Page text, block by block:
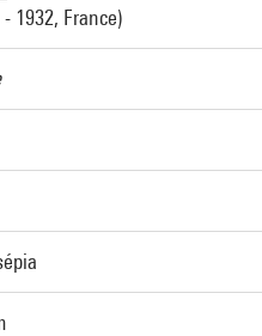
1932, France)